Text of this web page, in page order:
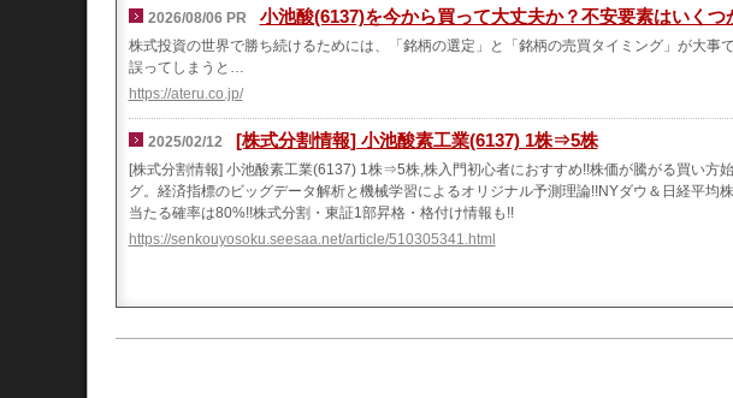
2026/08/06 PR 小池酸(6137)を今から買って大丈夫か？不安要素はいくつ
株式投資の世界で勝ち続けるためには、「銘柄の選定」と「銘柄の売買タイミング」が大事
誤ってしまうと…
https://ateru.co.jp/
2025/02/12 [株式分割情報] 小池酸素工業(6137) 1株⇒5株
[株式分割情報] 小池酸素工業(6137) 1株⇒5株,株入門初心者におすすめ!!株価が騰がる買い方
グ。経済指標のビッグデータ解析と機械学習によるオリジナル予測理論!!NYダウ＆日経平均
当たる確率は80%!!株式分割・東証1部昇格・格付け情報も!!
https://senkouyosoku.seesaa.net/article/510305341.html